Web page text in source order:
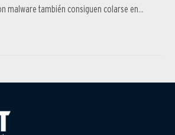
malware también consiguen colarse en...